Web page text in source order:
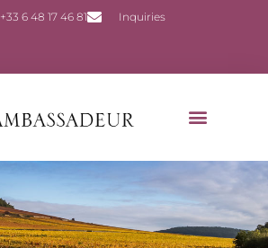
+33 6 48 17 46 81 Inquiries